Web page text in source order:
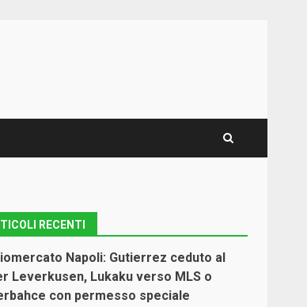
RECENTI
Napoli: Gutierrez ceduto al
Leverkusen, Lukaku verso MLS o
con permesso speciale